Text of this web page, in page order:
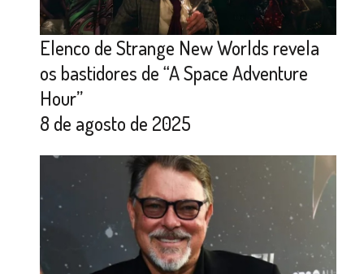
Elenco de Strange New Worlds revela
os bastidores de “A Space Adventure
Hour”
8 de agosto de 2025